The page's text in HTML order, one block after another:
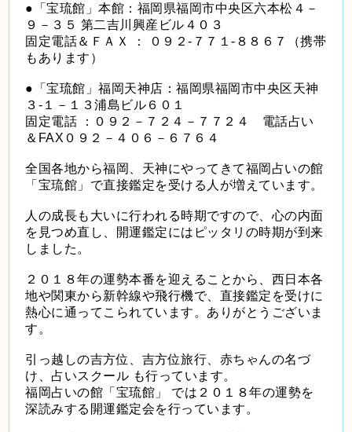
●「宝琉館」本館：福岡県福岡市中央区六本松４－
９－３５ 第二吉川興産ビル４０３
固定電話＆ＦＡＸ ： ０９２-７７１-８８６７（携帯
もあります）
●「宝琉館」福岡天神店：福岡県福岡市中央区天神
３-１－１３浦島ビル６０１
固定電話 ：０９２－７２４－７７２４ 電話占い
＆FAX０９２－４０６－６７６４
全国各地から福岡、天神にやってきて福岡占いの館
「宝琉館」で直接鑑定を受ける人が増えています。
人の成長も大いに行われる時期ですので、心の内面
を見つめ直し、開運鑑定にはピッタリの時期が到来
しました。
２０１８年の運勢本番を迎えることから、西日本各
地や関東から新幹線や飛行機で、直接鑑定を受けに
熱心に通ってこられています。ありがとうございま
す。
引っ越しの吉方位、吉方位旅行、赤ちゃんの名づ
け、占いスクール も行っています。
福岡占いの館「宝琉館」 では２０１８年の運勢を
深読みする開運鑑定会を行っています。